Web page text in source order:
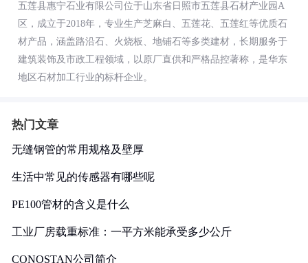
五莲县惠宁石业有限公司位于山东省日照市五莲县石材产业园A
区，成立于2018年，专业生产芝麻白、五莲花、五莲红等优质石
材产品，涵盖路沿石、火烧板、地铺石等多类建材，长期服务于
建筑装饰及市政工程领域，以原厂直供和严格品控著称，是华东
地区石材加工行业的标杆企业。
热门文章
无缝钢管的常用规格及壁厚
生活中常见的传感器有哪些呢
PE100管材的含义是什么
工业厂房载重标准：一平方米能承受多少公斤
CONOSTAN公司简介